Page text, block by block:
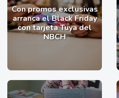
Con promos exclusivas
arranca el Black Friday
con tarjeta Tuya del
NBCH